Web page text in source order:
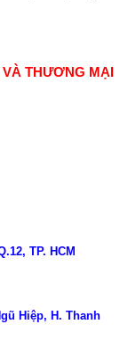
THƯƠNG MẠI
TP. HCM
Hiệp, H. Thanh